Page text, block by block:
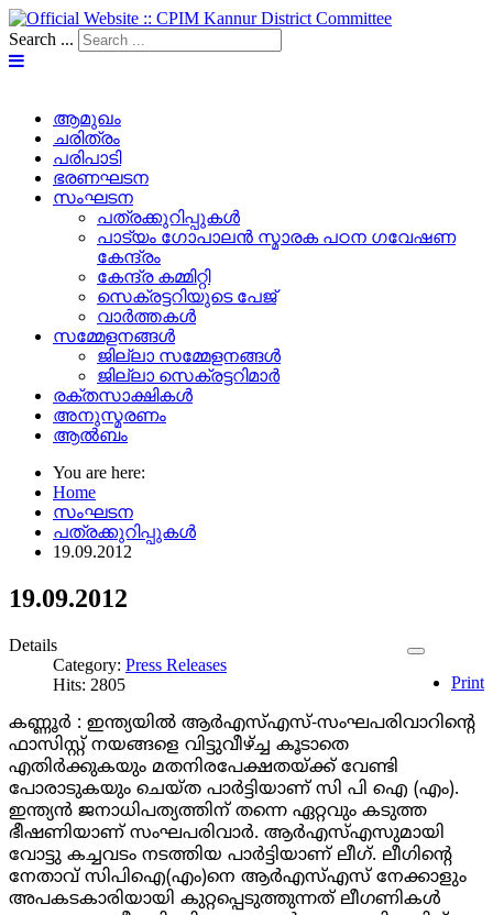
Search ...
ആമുഖം
ചരിത്രം
പരിപാടി
ഭരണഘടന
സംഘടന
പത്രക്കുറിപ്പുകള്‍
പാട്യം ഗോപാലൻ സ്മാരക പഠന ഗവേഷണ
കേന്ദ്രം
കേന്ദ്ര കമ്മിറ്റി
സെക്രട്ടറിയുടെ പേജ്‌
വാർത്തകൾ
സമ്മേളനങ്ങൾ
ജില്ലാ സമ്മേളനങ്ങൾ
ജില്ലാ സെക്രട്ടറിമാർ
രക്തസാക്ഷികൾ
അനുസ്മരണം
ആൽബം
You are here:
Home
സംഘടന
പത്രക്കുറിപ്പുകള്‍
19.09.2012
19.09.2012
Print
Details
Category: Press Releases
Hits: 2805
കണ്ണൂർ : ഇന്ത്യയിൽ ആർഎസ്എസ്-സംഘപരിവാറിന്റെ
ഫാസിസ്റ്റ് നയങ്ങളെ വിട്ടുവീഴ്ച്ച കൂടാതെ
എതിർക്കുകയും മതനിരപേക്ഷതയ്ക്ക് വേണ്ടി
പോരാടുകയും ചെയ്ത പാർട്ടിയാണ് സി പി ഐ (എം).
ഇന്ത്യൻ ജനാധിപത്യത്തിന് തന്നെ ഏറ്റവും കടുത്ത
ഭീഷണിയാണ് സംഘപരിവാർ. ആർഎസ്എസുമായി
വോട്ടു കച്ചവടം നടത്തിയ പാർട്ടിയാണ് ലീഗ്. ലീഗിന്റെ
നേതാവ് സിപിഐ(എം)നെ ആർഎസ്എസ് നേക്കാളും
അപകടകാരിയായി കുറ്റപ്പെടുത്തുന്നത് ലീഗണികൾ